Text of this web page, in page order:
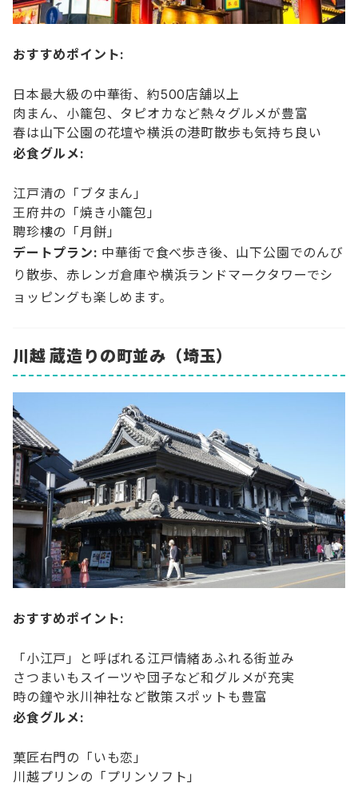
おすすめポイント:
日本最大級の中華街、約500店舗以上
肉まん、小籠包、タピオカなど熱々グルメが豊富
春は山下公園の花壇や横浜の港町散歩も気持ち良い
必食グルメ:
江戸清の「ブタまん」
王府井の「焼き小籠包」
聘珍樓の「月餅」
デートプラン: 中華街で食べ歩き後、山下公園でのんび
り散歩、赤レンガ倉庫や横浜ランドマークタワーでシ
ョッピングも楽しめます。
川越 蔵造りの町並み（埼玉）
おすすめポイント:
「小江戸」と呼ばれる江戸情緒あふれる街並み
さつまいもスイーツや団子など和グルメが充実
時の鐘や氷川神社など散策スポットも豊富
必食グルメ:
菓匠右門の「いも恋」
川越プリンの「プリンソフト」